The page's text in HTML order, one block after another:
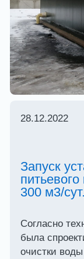
28.12.2022
Запуск
300 м3/
Согласно
была
очистки воды